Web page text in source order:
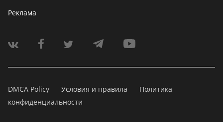
Реклама
DMCA Policy Условия и правила
Политика
конфиденциальности